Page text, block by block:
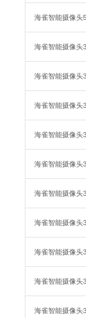
海雀智能摄像头
海雀智能摄像头
海雀智能摄像头
海雀智能摄像头
海雀智能摄像头
海雀智能摄像头
海雀智能摄像头
海雀智能摄像头
海雀智能摄像头
海雀智能摄像头
海雀智能摄像头